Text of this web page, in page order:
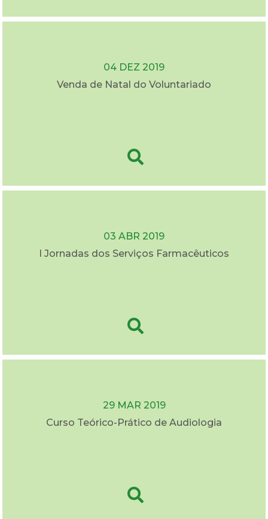
04 DEZ 2019
Venda de Natal do Voluntariado
03 ABR 2019
I Jornadas dos Serviços Farmacêuticos
29 MAR 2019
Curso Teórico-Prático de Audiologia